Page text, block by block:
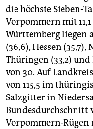
die höchste Sieben-
Vorpommern mit
Württemberg liegen
(36,6), Hessen
Thüringen (33,2) und
von 30. Auf
von 115,5 im
Salzgitter in
Bundesdurchschnitt
Vorpommern-Rügen